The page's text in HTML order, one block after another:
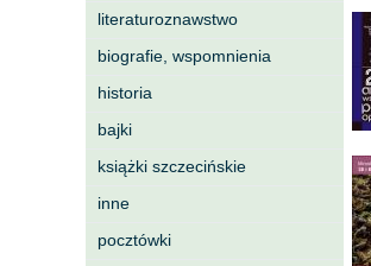
literaturoznawstwo
biografie, wspomnienia
historia
bajki
książki szczecińskie
inne
pocztówki